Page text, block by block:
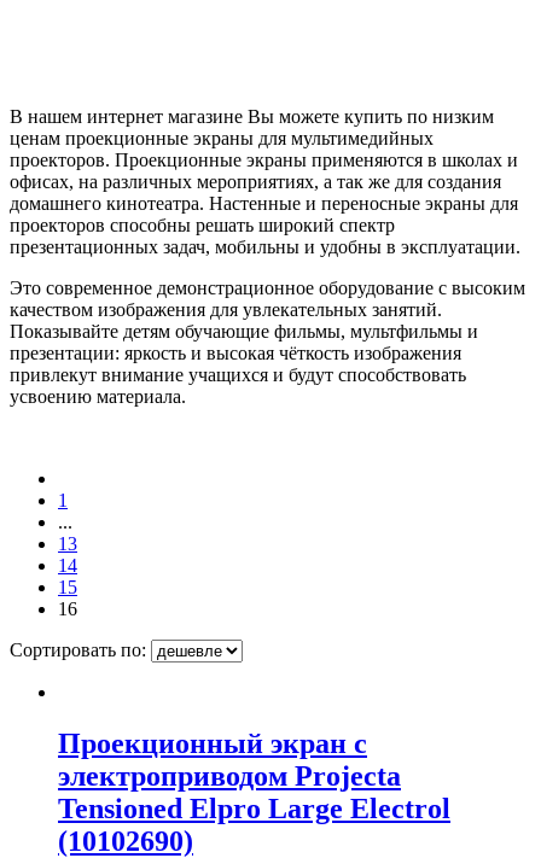
В нашем интернет магазине Вы можете купить по низким
ценам проекционные экраны для мультимедийных
проекторов. Проекционные экраны применяются в школах и
офисах, на различных мероприятиях, а так же для создания
домашнего кинотеатра. Настенные и переносные экраны для
проекторов способны решать широкий спектр
презентационных задач, мобильны и удобны в эксплуатации.
Это современное демонстрационное оборудование с высоким
качеством изображения для увлекательных занятий.
Показывайте детям обучающие фильмы, мультфильмы и
презентации: яркость и высокая чёткость изображения
привлекут внимание учащихся и будут способствовать
усвоению материала.
1
...
13
14
15
16
Сортировать по:
Проекционный экран с
электроприводом Projecta
Tensioned Elpro Large Electrol
(10102690)